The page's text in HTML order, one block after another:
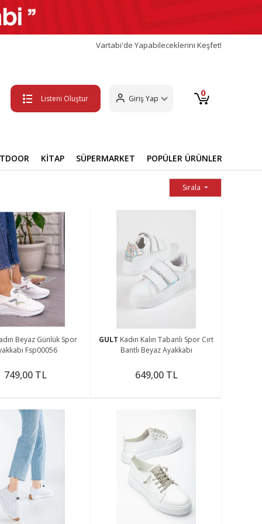
Vartabi'de Yapabileceklerini Keşfet!
Listeni Oluştur Giriş Yap 0
KİTAP SÜPERMARKET POPÜLER ÜRÜNLER
Sırala
Beyaz Günlük Spor
Fsp00056
749,00 TL
GULT Kadın Kalın Tabanlı Spor Cırt
Bantlı Beyaz Ayakkabı
649,00 TL